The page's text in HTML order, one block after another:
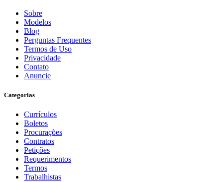
Sobre
Modelos
Blog
Perguntas Frequentes
Termos de Uso
Privacidade
Contato
Anuncie
Categorias
Currículos
Boletos
Procurações
Contratos
Petições
Requerimentos
Termos
Trabalhistas